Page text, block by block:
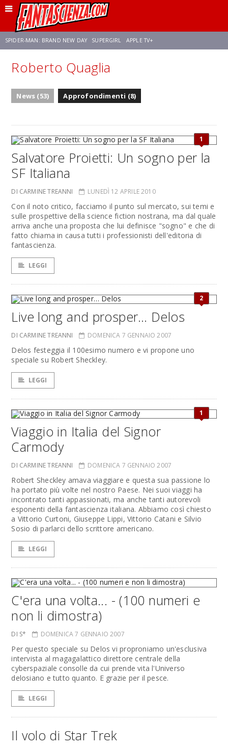
SPIDER-MAN: BRAND NEW DAY SUPERGIRL APPLE TV+
FRANCO RICCIARDIELLO ZENDAYA STAR TREK
Roberto Quaglia
News (53) Approfondimenti (8)
1
Salvatore Proietti: Un sogno per la
SF Italiana
DI CARMINE TREANNI LUNEDÌ 12 APRILE 2010
Con il noto critico, facciamo il punto sul mercato, sui temi e
sulle prospettive della science fiction nostrana, ma dal quale
arriva anche una proposta che lui definisce "sogno" e che di
fatto chiama in causa tutti i professionisti dell'editoria di
fantascienza.
LEGGI
2
Live long and prosper… Delos
DI CARMINE TREANNI DOMENICA 7 GENNAIO 2007
Delos festeggia il 100esimo numero e vi propone uno
speciale su Robert Sheckley.
LEGGI
1
Viaggio in Italia del Signor
Carmody
DI CARMINE TREANNI DOMENICA 7 GENNAIO 2007
Robert Sheckley amava viaggiare e questa sua passione lo
ha portato più volte nel nostro Paese. Nei suoi viaggi ha
incontrato tanti appassionati, ma anche tanti autorevoli
esponenti della fantascienza italiana. Abbiamo così chiesto
a Vittorio Curtoni, Giuseppe Lippi, Vittorio Catani e Silvio
Sosio di parlarci dello scrittore americano.
LEGGI
C'era una volta... - (100 numeri e
non li dimostra)
DI S* DOMENICA 7 GENNAIO 2007
Per questo speciale su Delos vi proproniamo un'esclusiva
intervista al magagalattico direttore centrale della
cyberspaziale consolle da cui prende vita l'Universo
delosiano e tutto quanto. E grazie per il pesce.
LEGGI
Il volo di Star Trek